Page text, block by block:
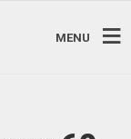
MENU